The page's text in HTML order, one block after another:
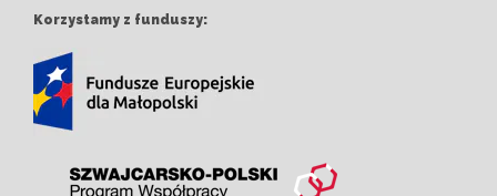
Korzystamy z funduszy: